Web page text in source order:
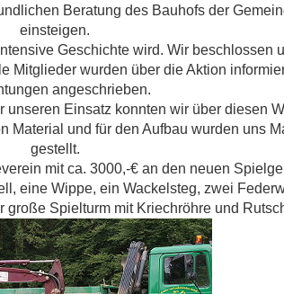
Beratung des Bauhofs der
einsteigen.
Geschichte wird. Wir beschlossen
Mitglieder wurden über die Aktion
angeschrieben.
Einsatz konnten wir über diesen
und für den Aufbau wurden uns
gestellt.
mit ca. 3000,-€ an den neuen
eine Wippe, ein Wackelsteg, zwei
Spielturm mit Kriechröhre und